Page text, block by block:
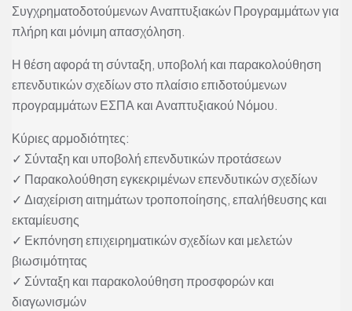
Συγχρηματοδοτούμενων Αναπτυξιακών Προγραμμάτων για
πλήρη και μόνιμη απασχόληση.
Η θέση αφορά τη σύνταξη, υποβολή και παρακολούθηση
επενδυτικών σχεδίων στο πλαίσιο επιδοτούμενων
προγραμμάτων ΕΣΠΑ και Αναπτυξιακού Νόμου.
Κύριες αρμοδιότητες:
✓ Σύνταξη και υποβολή επενδυτικών προτάσεων
✓ Παρακολούθηση εγκεκριμένων επενδυτικών σχεδίων
✓ Διαχείριση αιτημάτων τροποποίησης, επαλήθευσης και
εκταμίευσης
✓ Εκπόνηση επιχειρηματικών σχεδίων και μελετών
βιωσιμότητας
✓ Σύνταξη και παρακολούθηση προσφορών και
διαγωνισμών